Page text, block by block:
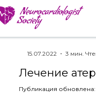
Все посты
15.07.2022 3 мин.
Лечение
Публикация обновлена: